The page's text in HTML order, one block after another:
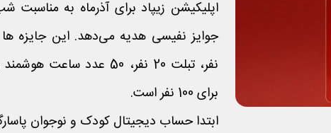
نفر، تبلت 20 نفر، 50
برای 100 نفر است.
ابتدا حساب دیجیتال کودک و نوجوان